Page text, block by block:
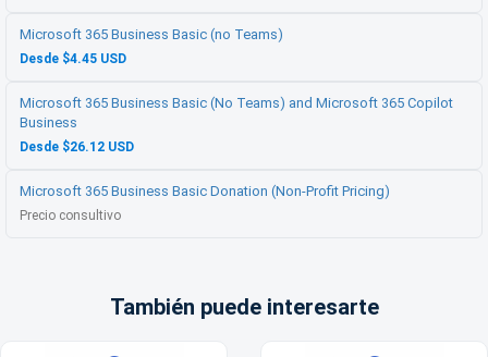
Microsoft 365 Business Basic (no Teams)
Desde $4.45 USD
Microsoft 365 Business Basic (No Teams) and Microsoft 365 Copilot
Business
Desde $26.12 USD
Microsoft 365 Business Basic Donation (Non-Profit Pricing)
Precio consultivo
También puede interesarte